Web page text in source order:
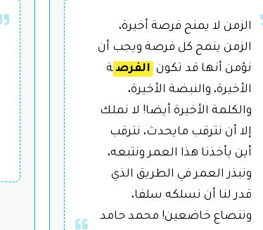
الزمن لا يمنح فرصة أخيرة،
الزمن ينمح كل فرصة ويجب أن
نؤمن أنها قد تكون الفرص ة
الأخيرة، والنبضة الأخيرة،
والكلمة الأخيرة أيضا! لا نملك
إلا أن نترقب مايحدث، نترقب
أين يأخذنا هذا العمر ونتبعه،
ونبذر العمر في الطريق الذي
قدر لنا أن نسلكه سلفا،
وننصاع خاضعين! محمد حامد